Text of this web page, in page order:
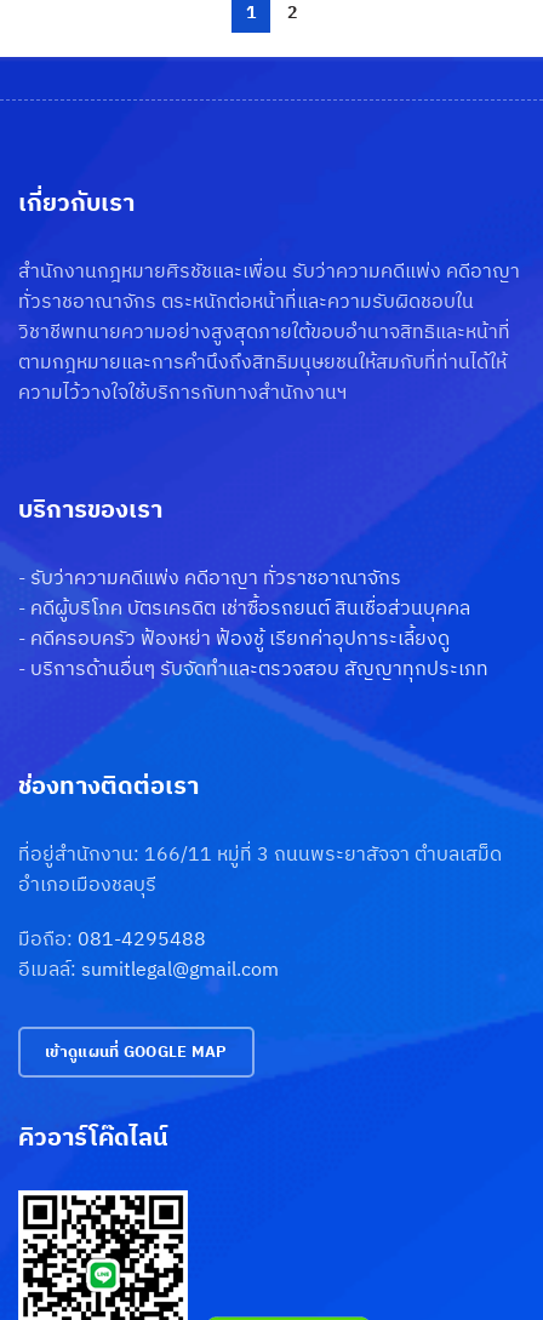
1 2
เกี่ยวกับเรา
สำนักงานกฎหมายศิรชัชและเพื่อน รับว่าความคดีแพ่ง คดีอาญา
ทั่วราชอาณาจักร ตระหนักต่อหน้าที่และความรับผิดชอบใน
วิชาชีพทนายความอย่างสูงสุดภายใต้ขอบอำนาจสิทธิและหน้าที่
ตามกฎหมายและการคำนึงถึงสิทธิมนุษยชนให้สมกับที่ท่านได้ให้
ความไว้วางใจใช้บริการกับทางสำนักงานฯ
บริการของเรา
- รับว่าความคดีแพ่ง คดีอาญา ทั่วราชอาณาจักร
- คดีผู้บริโภค บัตรเครดิต เช่าซื้อรถยนต์ สินเชื่อส่วนบุคคล
- คดีครอบครัว ฟ้องหย่า ฟ้องชู้ เรียกค่าอุปการะเลี้ยงดู
- บริการด้านอื่นๆ รับจัดทำและตรวจสอบ สัญญาทุกประเภท
ช่องทางติดต่อเรา
ที่อยู่สำนักงาน: 166/11 หมู่ที่ 3 ถนนพระยาสัจจา ตำบลเสม็ด
อำเภอเมืองชลบุรี
มือถือ: 081-4295488
อีเมลล์: sumitlegal@gmail.com
เข้าดูแผนที่ GOOGLE MAP
คิวอาร์โค๊ดไลน์